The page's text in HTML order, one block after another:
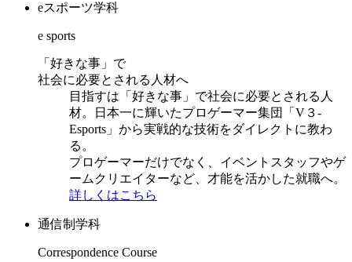
eスポーツ学科
e sports
「好きな事」で
社会に必要とされる人材へ
目指すは「好きな事」で社会に必要とされる人
材。日本一に輝いたプロゲーマー集団「V３-
Esports」から実戦的な技術をダイレクトに教わ
る。
プロゲーマーだけでなく、イベントスタッフやゲ
ームクリエイターなど、才能を活かした就職へ。
詳しくはこちら
通信制学科
Correspondence Course